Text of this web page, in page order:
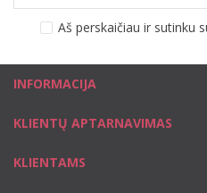
Aš perskaičiau ir sutinku
INFORMACIJA
KLIENTŲ APTARNAVIMAS
KLIENTAMS